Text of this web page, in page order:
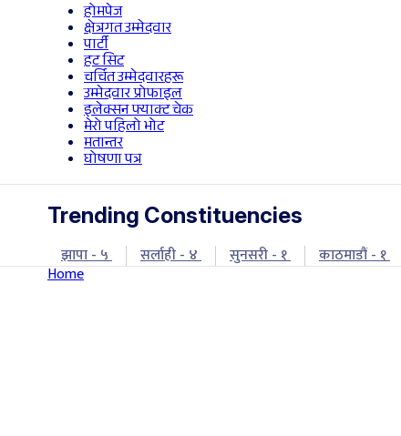
होमपेज
क्षेत्रगत उम्मेदवार
पार्टी
हट सिट
चर्चित उम्मेदवारहरू
उम्मेदवार प्रोफाइल
इलेक्सन फ्याक्ट चेक
मेरो पहिलो भोट
मतान्तर
घोषणा पत्र
Trending Constituencies
झापा - ५ सर्लाही - ४ सुनसरी - १ काठमाडौं - १
Home